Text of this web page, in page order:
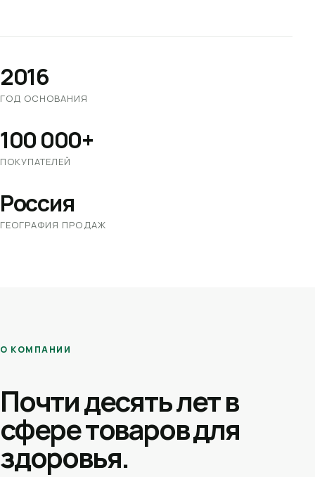
2016
ГОД ОСНОВАНИЯ
100 000+
ПОКУПАТЕЛЕЙ
Россия
ГЕОГРАФИЯ ПРОДАЖ
О КОМПАНИИ
Почти десять лет в
сфере товаров для
здоровья.